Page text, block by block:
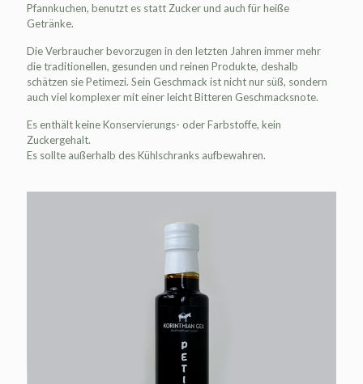
Pfannkuchen, benutzt es statt Zucker und auch für heiße
Getränke.
Die Verbraucher bevorzugen in den letzten Jahren immer mehr
die traditionellen, gesunden und reinen Produkte, deshalb
schätzen sie Petimezi. Sein Geschmack ist nicht nur süß, sondern
auch viel komplexer mit einer leicht Bitteren Geschmacksnote.
Es enthält keine Konservierungs- oder Farbstoffe, kein
Zuckergehalt.
Es sollte außerhalb des Kühlschranks aufbewahren.